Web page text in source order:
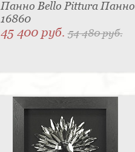
Панно Bello Pittura Панно
16860
45 400 руб.54 480 руб.